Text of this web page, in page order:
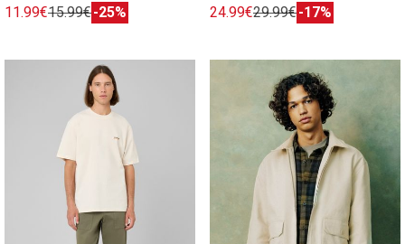
11.99€15.99€-25%
24.99€29.99€-17%